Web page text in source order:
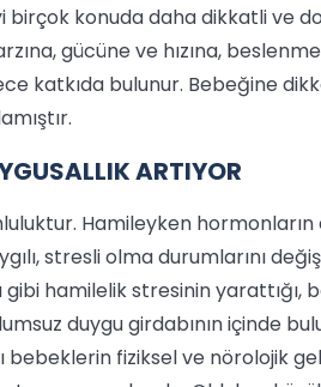
birçok konuda daha dikkatli ve
gücüne ve hızına,
katkıda bulunur. Bebeğine
ARTIYOR
Hamileyken hormonların
stresli olma durumlarını
hamilelik stresinin yarattığı,
duygu girdabının içinde
bebeklerin fiziksel ve nörolojik